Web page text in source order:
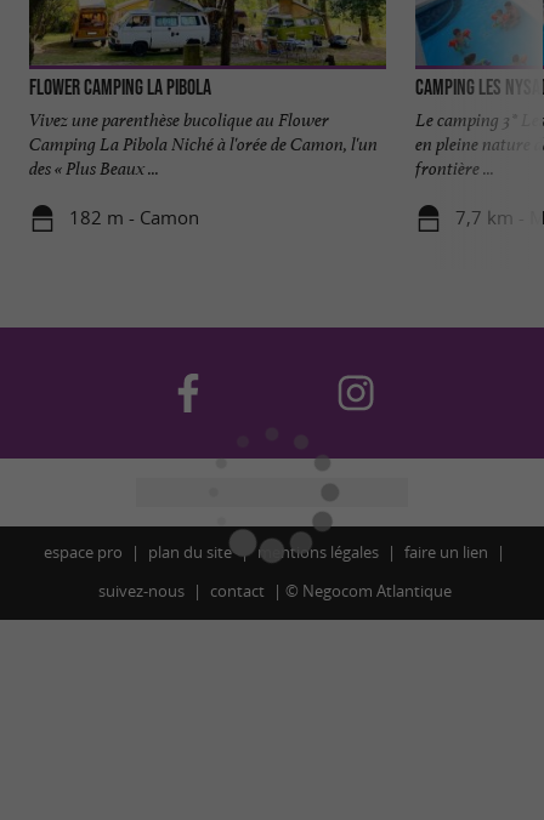
Flower Camping La Pibola
Vivez une parenthèse bucolique au Flower
Camping La Pibola Niché à l'orée de Camon, l'un
des « Plus Beaux ...
182 m - Camon
Camping Les
Le camping 3*
en pleine nature
frontière ...
7,7 km -
espace pro plan du site mentions légales
faire un lien
suivez-nous
contact © Negocom Atlantique